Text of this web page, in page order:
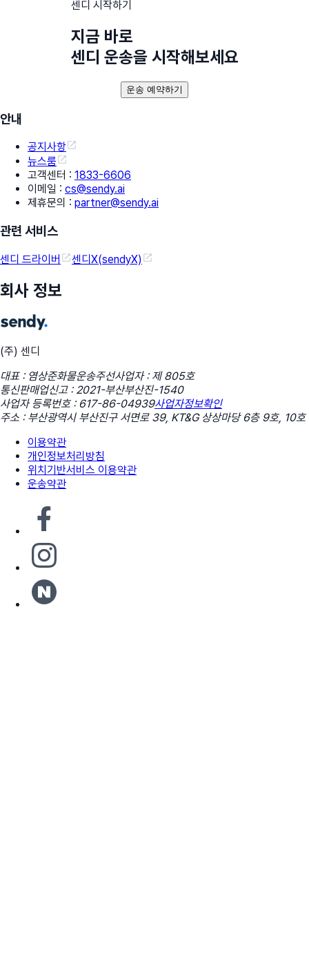
센디 시작하기
지금 바로
센디 운송을 시작해보세요
운송 예약하기
안내
공지사항
뉴스룸
고객센터 : 1833-6606
이메일 : cs@sendy.ai
제휴문의 : partner@sendy.ai
관련 서비스
센디 드라이버 센디X(sendyX)
회사 정보
(주) 센디
대표 : 염상준화물운송주선사업자 : 제 805호
통신판매업신고 : 2021-부산부산진-1540
사업자 등록번호 : 617-86-04939사업자정보확인
주소 : 부산광역시 부산진구 서면로 39, KT&G 상상마당 6층 9호, 10호
이용약관
개인정보처리방침
위치기반서비스 이용약관
운송약관